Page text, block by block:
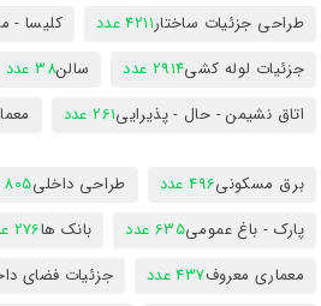
طراحی جزئیات ساختار4211 عدد کلیسا -
جزئیات لوله کشی2914 عدد سالن38 عدد
اتاق نشیمن - حال - پذیرایی261 عدد
برق مسکونی496 عدد طراحی داخلی805 عدد
پارک - باغ عمومی635 عدد بانک ها276 عدد
معماری معروف437 عدد جزئیات فضای